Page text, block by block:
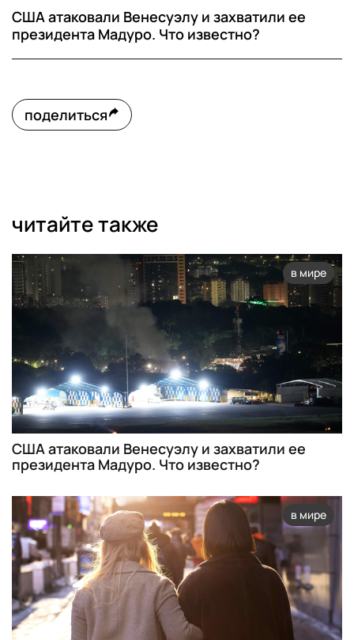
США атаковали Венесуэлу и захватили ее
президента Мадуро. Что известно?
поделиться
читайте также
в мире
США атаковали Венесуэлу и захватили ее
президента Мадуро. Что известно?
в мире